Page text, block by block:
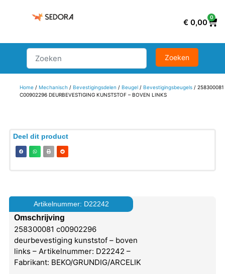
€ 0,00
0
Home/ Mechanisch/ Bevestigingsdelen / Beugel/ Bevestigingsbeugels/ 258300081
C00902296 DEURBEVESTIGING KUNSTSTOF – BOVEN LINKS
Deel dit product
Artikelnummer: D22242
Omschrijving
258300081 c00902296
deurbevestiging kunststof – boven
links – Artikelnummer: D22242 –
Fabrikant: BEKO/GRUNDIG/ARCELIK